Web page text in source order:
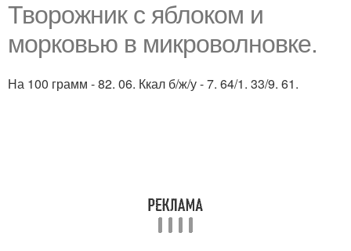
Творожник с яблоком и
морковью в микроволновке.
На 100 грамм - 82. 06. Ккал б/ж/у - 7. 64/1. 33/9. 61.